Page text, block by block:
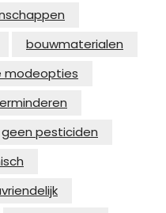
bouwmaterialen
modeopties
geen pesticiden